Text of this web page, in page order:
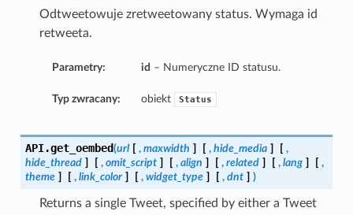
Odtweetowuje zretweetowany status. Wymaga id
retweeta.
Parametry: id – Numeryczne ID statusu.
Typ zwracany: obiekt Status
API.get_oembed(url [ , maxwidth ] [ , hide_media ] [ ,
hide_thread ] [ , omit_script ] [ , align ] [ , related ] [ , lang ] [ ,
theme ] [ , link_color ] [ , widget_type ] [ , dnt ] )
Returns a single Tweet, specified by either a Tweet